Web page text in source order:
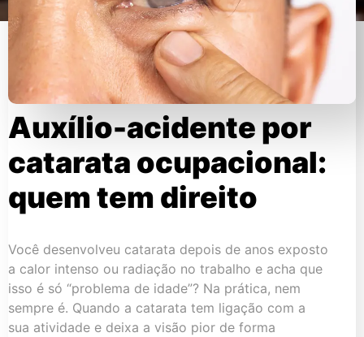
Auxílio-acidente por
catarata ocupacional:
quem tem direito
Você desenvolveu catarata depois de anos exposto
a calor intenso ou radiação no trabalho e acha que
isso é só “problema de idade”? Na prática, nem
sempre é. Quando a catarata tem ligação com a
sua atividade e deixa a visão pior de forma